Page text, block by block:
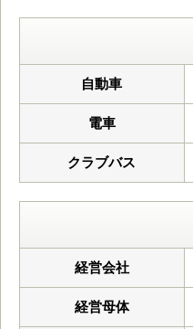
自動車
電車
クラブバス
経営会社
経営母体